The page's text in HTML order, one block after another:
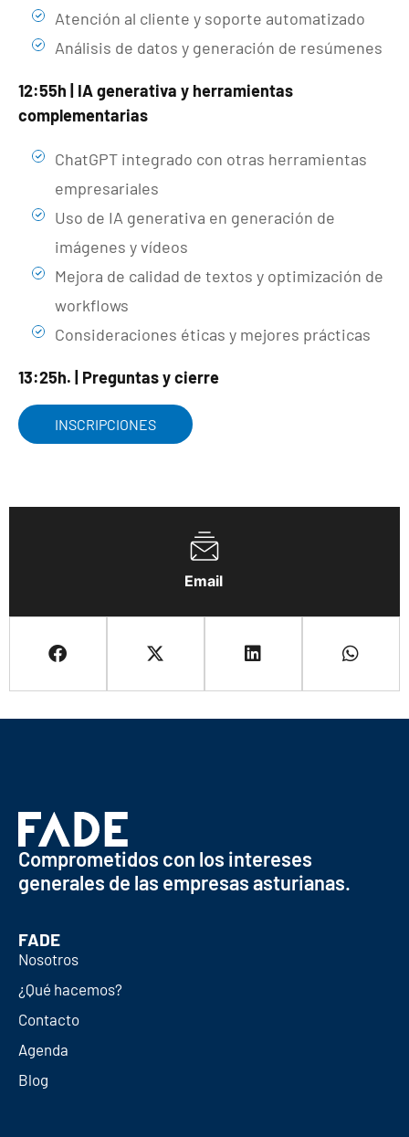
Email
Atención al cliente y soporte automatizado
Análisis de datos y generación de resúmenes
12:55h | IA generativa y herramientas
complementarias
ChatGPT integrado con otras herramientas
empresariales
Uso de IA generativa en generación de
imágenes y vídeos
Mejora de calidad de textos y optimización de
workflows
Consideraciones éticas y mejores prácticas
13:25h. | Preguntas y cierre
INSCRIPCIONES
Comprometidos con los intereses
generales de las empresas asturianas.
FADE
Nosotros
¿Qué hacemos?
Contacto
Agenda
Blog